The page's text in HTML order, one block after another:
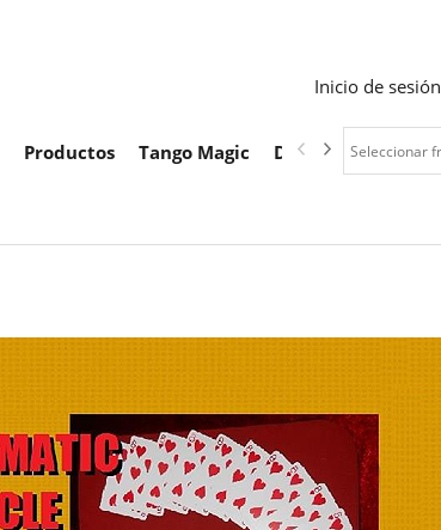
Inicio de sesión
Productos Tango Magic Descargas